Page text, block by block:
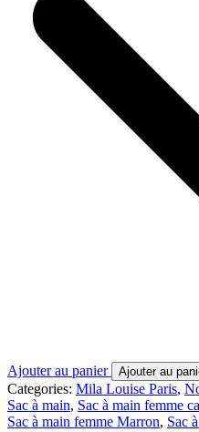
Ajouter au panier Ajouter au
Categories: Mila Louise Paris,
Sac à main, Sac à main femme
Sac à main femme Marron, Sac